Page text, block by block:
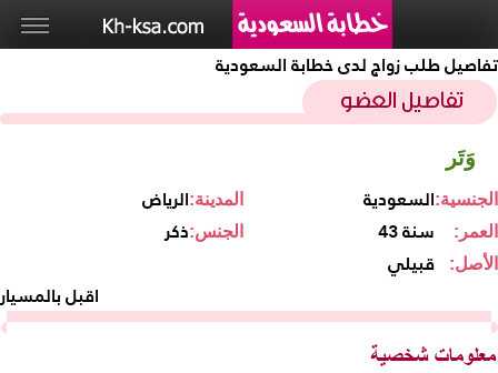
تفاصيل طلب زواج لدى خطابة السعودية
وَتَر
الرياضالمدينة: السعوديةالجنسية:
ذكرالجنس: 43 سنة العمر:
قبيلي الأصل:
اقبل بالمسيار